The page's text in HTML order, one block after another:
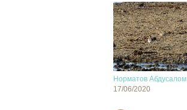
Норматов Абдусалом
17/06/2020